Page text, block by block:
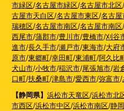
市緑区/名古屋市緑区/名古屋市北区/
古屋市天白区/名古屋市東区/名古屋
瑞穂区/名古屋市南区/名古屋市南区/
西尾市/蒲郡市/豊川市/豊橋市/刈谷
進市/長久手市/瀬戸市/東海市/大府
原市/東郷町/幸田町/東浦町/阿久比
犬山市/小牧市/稲沢市/尾張旭市/岩
口町/扶桑町/津島市/愛西市/弥富市/
【静岡県】 浜松市天竜区/浜松市北
市西区/浜松市中区/浜松市南区/静